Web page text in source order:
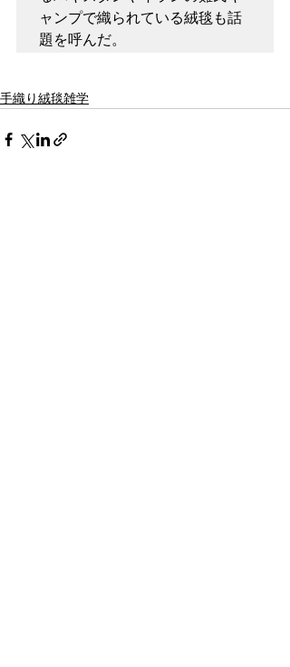
ャンプで織られている絨毯も話
題を呼んだ。
手織り絨毯雑学